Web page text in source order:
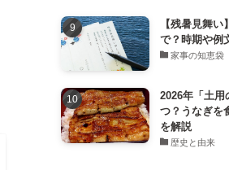
【残暑見舞
で？時期や例
家事の知恵袋
2026年「土用
つ？うなぎを
を解説
歴史と由来